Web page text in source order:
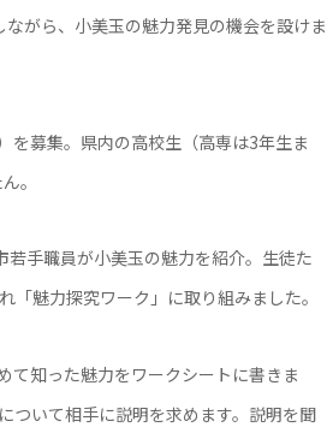
がら、小美玉の魅力発見の機会を設けま
募集。県内の高校生（高専は3年生ま
。
手職員が小美玉の魅力を紹介。生徒た
魅力探究ワーク」に取り組みました。
て知った魅力をワークシートに書きま
ついて相手に説明を求めます。説明を聞